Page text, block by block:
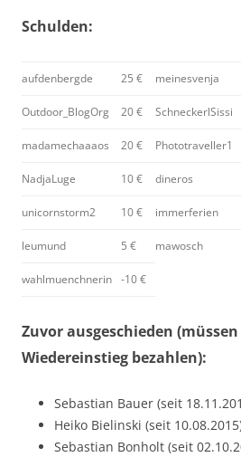
Schulden:
aufdenbergde 25 € meinesvenja
Outdoor_BlogOrg 20 € SchneckerlSissi
madamechaaaos 20 € Phototraveller1
NadjaLuge 10 € dineros
unicornstorm2 10 € immerferien
leumund 5 € mawosch
wahlmuenchnerin -10 €
Zuvor ausgeschieden
Wiedereinstieg bezahlen):
Sebastian Bauer (seit
Heiko Bielinski (seit
Sebastian Bonholt (seit